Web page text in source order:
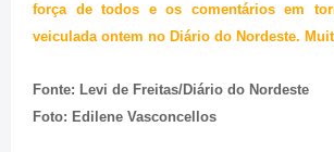
força de todos e os comentários em
veiculada ontem no Diário do Nordeste.
Fonte: Levi de Freitas/Diário do Nordeste
Foto: Edilene Vasconcellos